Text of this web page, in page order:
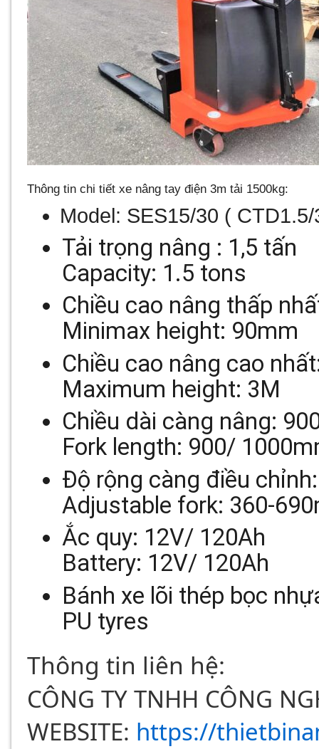
Thông tin chi tiếtxe nâng tay điện 3m tải 1500kg:
Model: SES15/30 (
Tải trọng nâng : 1,5 tấn
Capacity: 1.5 tons
Chiều cao nâng thấp
Minimax height: 90mm
Chiều cao nâng cao
Maximum height: 3M
Chiều dài càng nâng:
Fork length: 900/
Độ rộng càng điều
Adjustable fork: 360-
Ắc quy: 12V/ 120Ah
Battery: 12V/ 120Ah
Bánh xe lõi thép bọc
PU tyres
Thông tin liên hệ:
CÔNG TY TNHH CÔNG
WEBSITE: https://